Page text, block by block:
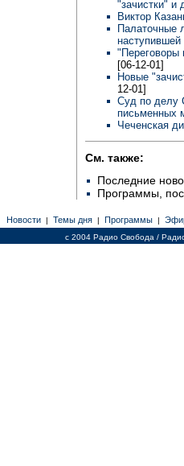
"зачистки" и
Виктор
Палаточные
"Переговоры
[06-12-01]
Новые
12-01]
Суд по делу
письменных
Чеченская
См. также:
Последние
Программы,
Новости | Темы дня | Программы |
c 2004 Радио Свобода /